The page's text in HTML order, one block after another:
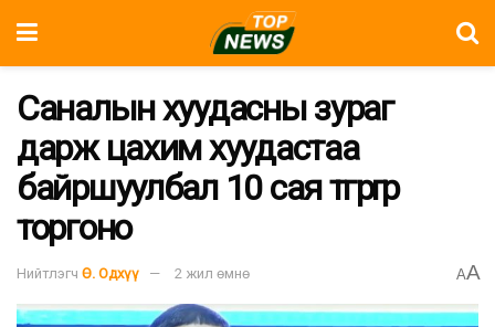
Саналын хуудасны зураг
дарж цахим хуудастаа
байршуулбал 10 сая төгрөгөөр
торгоно
Нийтлэгч Ө. Одхүү 2 жил өмнө AA